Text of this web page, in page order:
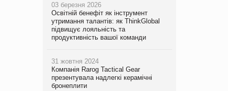
03 березня 2026
Освітній бенефіт як інструмент
утримання талантів: як ThinkGlobal
підвищує лояльність та
продуктивність вашої команди
31 жовтня 2024
Компанія Rarog Tactical Gear
презентувала надлегкі керамічні
бронеплити